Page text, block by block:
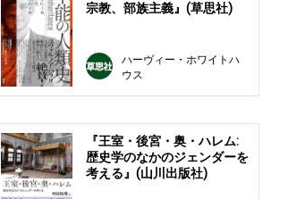
宗教、部族主義』(草思社)
ハーヴィー・ホワイトハ
ウス
『王室・後宮・奥・ハレム:
歴史学のなかのジェンダーを
考える』(山川出版社)